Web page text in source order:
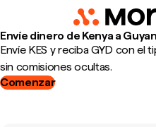
Envíe dinero de Kenya a
Envíe KES y reciba GYD con el
sin comisiones ocultas.
Comenzar